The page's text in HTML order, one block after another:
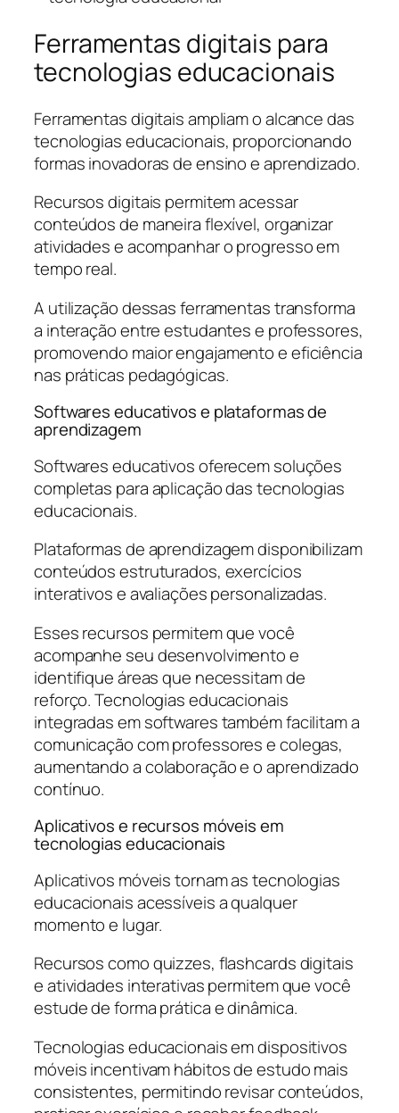
Ferramentas digitais para
tecnologias educacionais
Ferramentas digitais ampliam o alcance das
tecnologias educacionais, proporcionando
formas inovadoras de ensino e aprendizado.
Recursos digitais permitem acessar
conteúdos de maneira flexível, organizar
atividades e acompanhar o progresso em
tempo real.
A utilização dessas ferramentas transforma
a interação entre estudantes e professores,
promovendo maior engajamento e eficiência
nas práticas pedagógicas.
Softwares educativos e plataformas de
aprendizagem
Softwares educativos oferecem soluções
completas para aplicação das tecnologias
educacionais.
Plataformas de aprendizagem disponibilizam
conteúdos estruturados, exercícios
interativos e avaliações personalizadas.
Esses recursos permitem que você
acompanhe seu desenvolvimento e
identifique áreas que necessitam de
reforço. Tecnologias educacionais
integradas em softwares também facilitam a
comunicação com professores e colegas,
aumentando a colaboração e o aprendizado
contínuo.
Aplicativos e recursos móveis em
tecnologias educacionais
Aplicativos móveis tornam as tecnologias
educacionais acessíveis a qualquer
momento e lugar.
Recursos como quizzes, flashcards digitais
e atividades interativas permitem que você
estude de forma prática e dinâmica.
Tecnologias educacionais em dispositivos
móveis incentivam hábitos de estudo mais
consistentes, permitindo revisar conteúdos,